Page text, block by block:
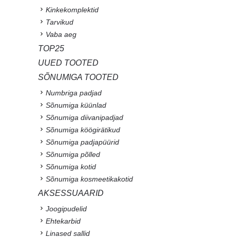
Kinkekomplektid
Tarvikud
Vaba aeg
TOP25
UUED TOOTED
SÕNUMIGA TOOTED
Numbriga padjad
Sõnumiga küünlad
Sõnumiga diivanipadjad
Sõnumiga köögirätikud
Sõnumiga padjapüürid
Sõnumiga põlled
Sõnumiga kotid
Sõnumiga kosmeetikakotid
AKSESSUAARID
Joogipudelid
Ehtekarbid
Linased sallid